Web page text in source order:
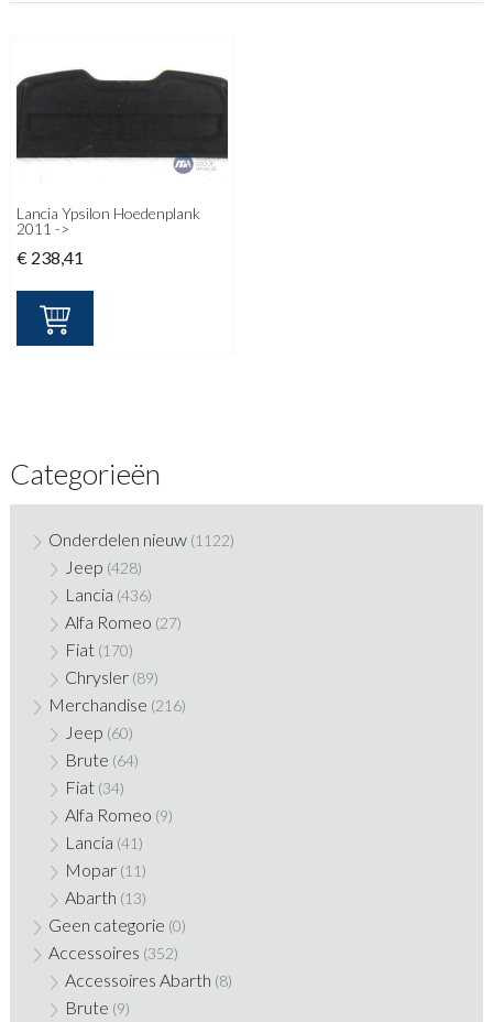
Lancia Ypsilon Hoedenplank
2011 ->
€ 238,41
Categorieën
Onderdelen nieuw (1122)
Jeep (428)
Lancia (436)
Alfa Romeo (27)
Fiat (170)
Chrysler (89)
Merchandise (216)
Jeep (60)
Brute (64)
Fiat (34)
Alfa Romeo (9)
Lancia (41)
Mopar (11)
Abarth (13)
Geen categorie (0)
Accessoires (352)
Accessoires Abarth (8)
Brute (9)